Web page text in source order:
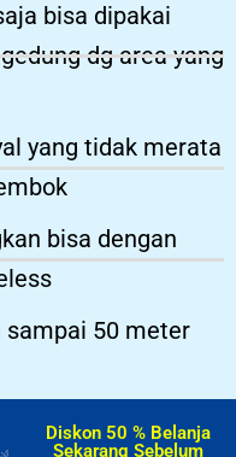
bisa dipakai
dg area yang
yang tidak merata
bisa dengan
sampai 50 meter
Diskon 50 % Belanja
Sekarang Sebelum